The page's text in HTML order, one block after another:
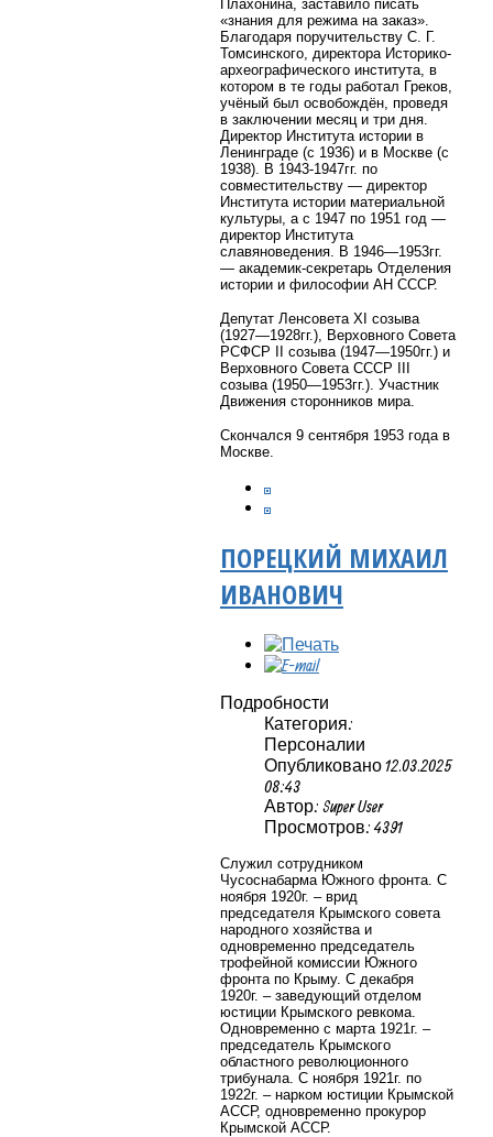
Плахонина, заставило писать
«знания для режима на заказ».
Благодаря поручительству С. Г.
Томсинского, директора Историко-
археографического института, в
котором в те годы работал Греков,
учёный был освобождён, проведя
в заключении месяц и три дня.
Директор Института истории в
Ленинграде (с 1936) и в Москве (с
1938). В 1943-1947гг. по
совместительству — директор
Института истории материальной
культуры, а с 1947 по 1951 год —
директор Института
славяноведения. В 1946—1953гг.
— академик-секретарь Отделения
истории и философии АН СССР.
Депутат Ленсовета XI созыва
(1927—1928гг.), Верховного Совета
РСФСР II созыва (1947—1950гг.) и
Верховного Совета СССР III
созыва (1950—1953гг.). Участник
Движения сторонников мира.
Скончался 9 сентября 1953 года в
Москве.
ПОРЕЦКИЙ МИХАИЛ
ИВАНОВИЧ
Подробности
Категория:
Персоналии
Опубликовано 12.03.2025
08:43
Автор: Super User
Просмотров: 4391
Служил сотрудником
Чусоснабарма Южного фронта. С
ноября 1920г. – врид
председателя Крымского совета
народного хозяйства и
одновременно председатель
трофейной комиссии Южного
фронта по Крыму. С декабря
1920г. – заведующий отделом
юстиции Крымского ревкома.
Одновременно с марта 1921г. –
председатель Крымского
областного революционного
трибунала. С ноября 1921г. по
1922г. – нарком юстиции Крымской
АССР, одновременно прокурор
Крымской АССР.